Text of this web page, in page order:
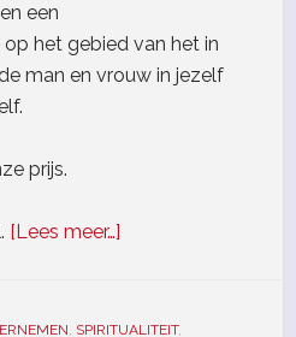
een
het gebied van het in
man en vrouw in jezelf
prijs.
[Lees meer…]
, SPIRITUALITEIT,